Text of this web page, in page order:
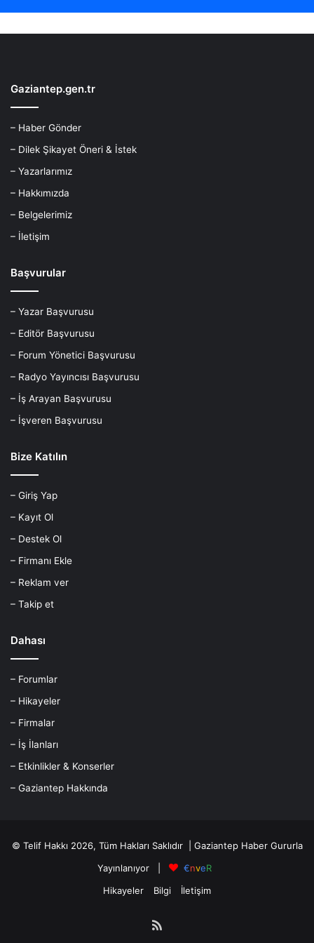
Gaziantep.gen.tr
– Haber Gönder
– Dilek Şikayet Öneri & İstek
– Yazarlarımız
– Hakkımızda
– Belgelerimiz
– İletişim
Başvurular
– Yazar Başvurusu
– Editör Başvurusu
– Forum Yönetici Başvurusu
– Radyo Yayıncısı Başvurusu
– İş Arayan Başvurusu
– İşveren Başvurusu
Bize Katılın
– Giriş Yap
– Kayıt Ol
– Destek Ol
– Firmanı Ekle
– Reklam ver
– Takip et
Dahası
– Forumlar
– Hikayeler
– Firmalar
– İş İlanları
– Etkinlikler & Konserler
– Gaziantep Hakkında
© Telif Hakkı 2026, Tüm Hakları Saklıdır | Gaziantep HaberGururla
Yayınlanıyor |
€nveR
Hikayeler
Bilgi İletişim